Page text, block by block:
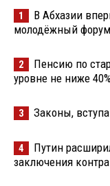
1
В Абхазии
молодёжный форум
2
Пенсию по
уровне не ниже
3 Законы,
4
Путин
заключения